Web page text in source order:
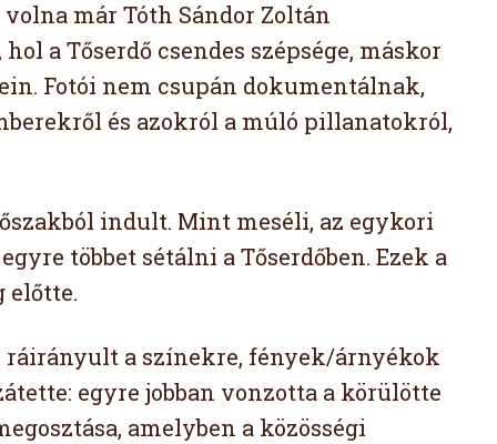
már Tóth Sándor Zoltán
a Tőserdő csendes szépsége, máskor
Fotói nem csupán dokumentálnak,
és azokról a múló pillanatokról,
indult. Mint meséli, az egykori
többet sétálni a Tőserdőben. Ezek a
előtte.
ráirányult a színekre, fények/árnyékok
egyre jobban vonzotta a körülötte
amelyben a közösségi